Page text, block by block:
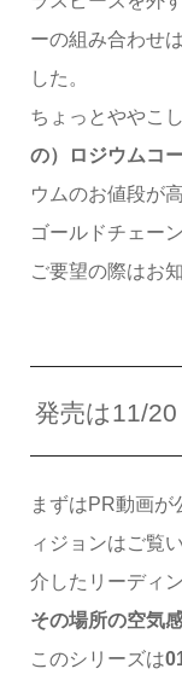
ーの組み合わせ
した。
ちょっとややこ
の）ロジウムコ
ウムのお値段が
ゴールドチェー
ご要望の際はお
発売は11/20
まずはPR動画が
ィジョンはご覧
介したリーディ
その場所の空気
このシリーズは